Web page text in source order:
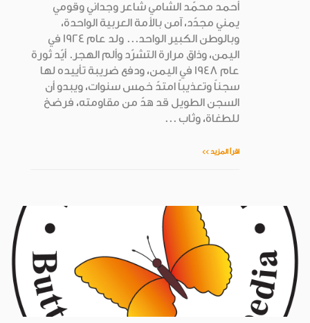
أحمد محمّد الشامي شاعر وجداني وقومي
يمني مجدّد، آمن بالأمة العربية الواحدة،
وبالوطن الكبير الواحد... ولد عام 1924 في
اليمن، وذاق مرارة التشرّد وألم الهجر. أيّد ثورة
عام 1948 في اليمن، ودفع ضريبة تأييده لها
سجناً وتعذيباً امتدّ خمس سنوات، ويبدو أن
السجن الطويل قد هدّ من مقاومته، فرضخ
للطغاة، وثاب ...
اقرأ المزيد >>